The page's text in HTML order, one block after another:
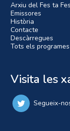
Arxiu del Fes ta
Emissores
Història
Contacte
Descàrregues
Tots els programes
Visita les
Segueix-